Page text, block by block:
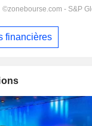
financières